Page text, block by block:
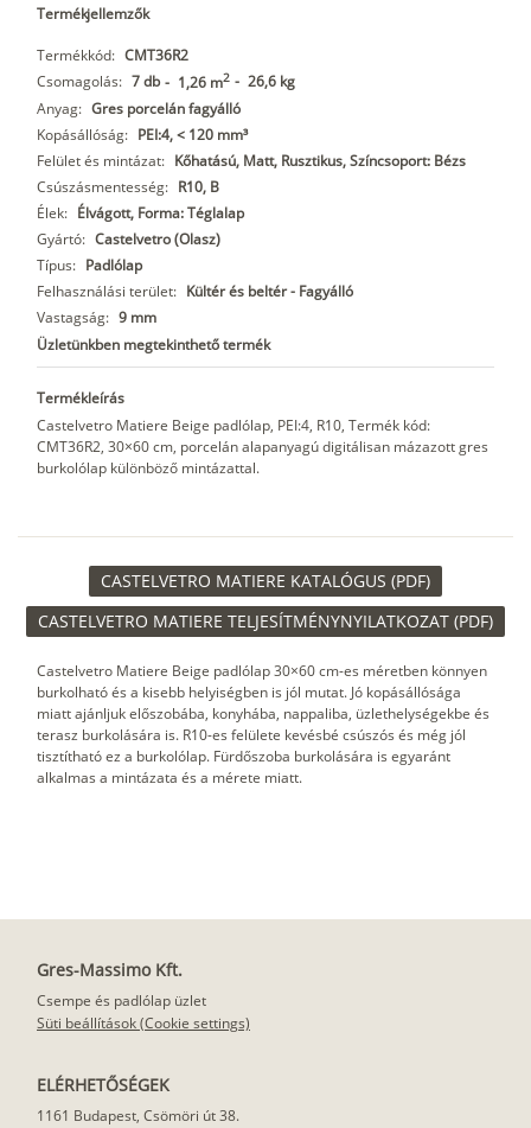
Termékjellemzők
Termékkód: CMT36R2
Csomagolás: 7 db - 1,26 m2 - 26,6 kg
Anyag: Gres porcelán fagyálló
Kopásállóság: PEI:4, < 120 mm³
Felület és mintázat: Kőhatású, Matt, Rusztikus, Színcsoport: Bézs
Csúszásmentesség: R10, B
Élek: Élvágott, Forma: Téglalap
Gyártó: Castelvetro (Olasz)
Típus: Padlólap
Felhasználási terület: Kültér és beltér - Fagyálló
Vastagság: 9 mm
Üzletünkben megtekinthető termék
Termékleírás
Castelvetro Matiere Beige padlólap, PEI:4, R10, Termék kód:
CMT36R2, 30×60 cm, porcelán alapanyagú digitálisan mázazott gres
burkolólap különböző mintázattal.
CASTELVETRO MATIERE KATALÓGUS (PDF)
CASTELVETRO MATIERE TELJESÍTMÉNYNYILATKOZAT (PDF)
Castelvetro Matiere Beige padlólap 30×60 cm-es méretben könnyen
burkolható és a kisebb helyiségben is jól mutat. Jó kopásállósága
miatt ajánljuk előszobába, konyhába, nappaliba, üzlethelységekbe és
terasz burkolására is. R10-es felülete kevésbé csúszós és még jól
tisztítható ez a burkolólap. Fürdőszoba burkolására is egyaránt
alkalmas a mintázata és a mérete miatt.
Gres-Massimo Kft.
Csempe és padlólap üzlet
Süti beállítások (Cookie settings)
ELÉRHETŐSÉGEK
1161 Budapest, Csömöri út 38.